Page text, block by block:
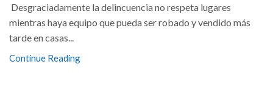
Desgraciadamente la delincuencia no respeta lugares
mientras haya equipo que pueda ser robado y vendido más
tarde en casas...
Continue Reading